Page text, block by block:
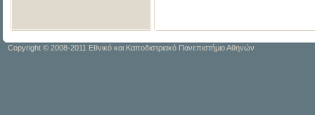
Copyright © 2008-2011 Εθνικό και Καποδιστριακό Πανεπιστήμιο Αθηνών